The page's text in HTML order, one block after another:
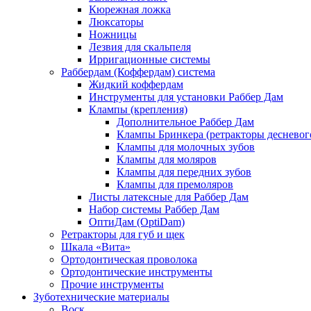
Кюрежная ложка
Люксаторы
Ножницы
Лезвия для скальпеля
Ирригационные системы
Раббердам (Коффердам) система
Жидкий коффердам
Инструменты для установки Раббер Дам
Клампы (крепления)
Дополнительное Раббер Дам
Клампы Бринкера (ретракторы
Клампы для молочных зубов
Клампы для моляров
Клампы для передних зубов
Клампы для премоляров
Листы латексные для Раббер Дам
Набор системы Раббер Дам
ОптиДам (OptiDam)
Ретракторы для губ и щек
Шкала «Вита»
Ортодонтическая проволока
Ортодонтические инструменты
Прочие инструменты
Зуботехнические материалы